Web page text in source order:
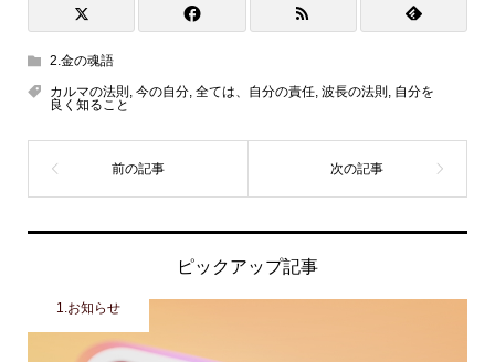
2.金の魂語
カルマの法則 今の自分, 全ては、自分の責任, 波長の法則 自分を
良く知ること
ピックアップ記事
1.お知らせ